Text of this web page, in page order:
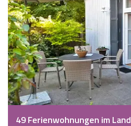
49 Ferienwohnungen im